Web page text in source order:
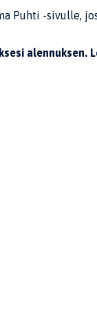
Puhti -sivulle,
alennuksen.